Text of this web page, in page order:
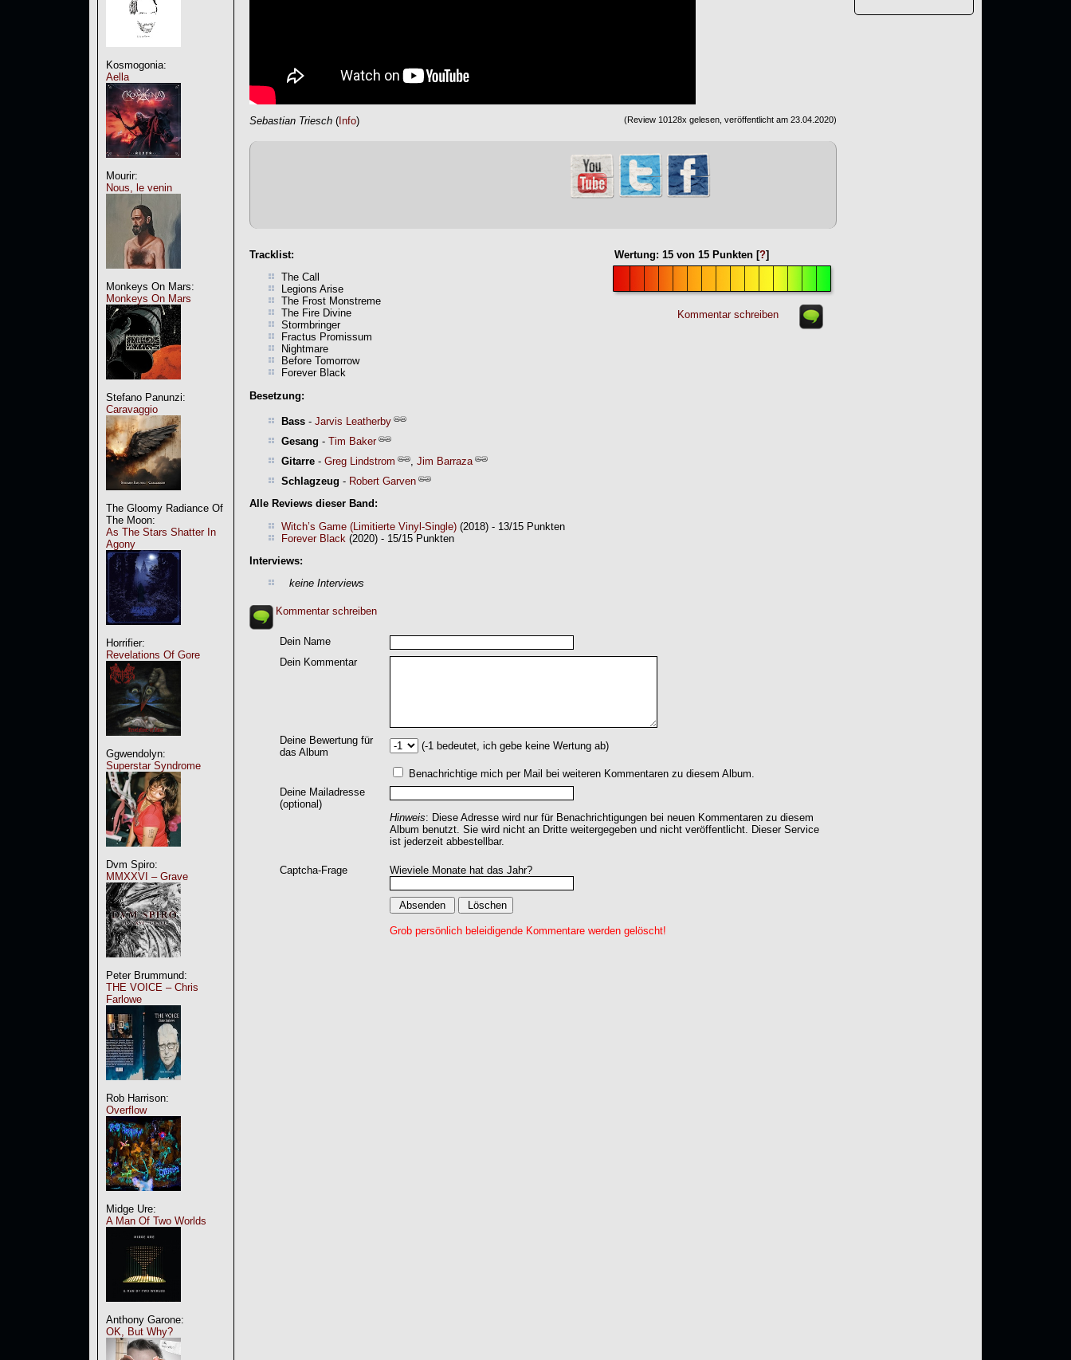
Kosmogonia:
Aella
Mourir:
Nous, le venin
Monkeys On Mars:
Monkeys On Mars
Stefano Panunzi:
Caravaggio
The Gloomy Radiance Of
The Moon:
As The Stars Shatter In
Agony
Horrifier:
Revelations Of Gore
Ggwendolyn:
Superstar Syndrome
Dvm Spiro:
MMXXVI – Grave
Peter Brummund:
THE VOICE – Chris
Farlowe
Rob Harrison:
Overflow
Midge Ure:
A Man Of Two Worlds
Anthony Garone:
OK, But Why?
Sebastian Triesch ( Info) (Review 10128x gelesen, veröffentlicht am 23.04.2020)
Wertung: 15 von 15 Punkten [?]
Kommentar schreiben
Tracklist:
The Call
Legions Arise
The Frost Monstreme
The Fire Divine
Stormbringer
Fractus Promissum
Nightmare
Before Tomorrow
Forever Black
Besetzung:
Bass - Jarvis Leatherby
Gesang - Tim Baker
Gitarre - Greg Lindstrom
Jim Barraza
Schlagzeug - Robert Garven
Alle Reviews dieser Band:
Witch’s Game (Limitierte Vinyl-Single) (2018) - 13/15 Punkten
Forever Black (2020) - 15/15 Punkten
Interviews:
keine Interviews
Kommentar schreiben
Dein Name
Dein Kommentar
Deine Bewertung für
das Album
(-1 bedeutet, ich gebe keine Wertung ab)
Benachrichtige mich per Mail bei weiteren Kommentaren zu diesem Album.
Deine Mailadresse
(optional)
Hinweis: Diese Adresse wird nur für Benachrichtigungen bei neuen Kommentaren zu diesem
Album benutzt. Sie wird nicht an Dritte weitergegeben und nicht veröffentlicht. Dieser Service
ist jederzeit abbestellbar.
Captcha-Frage Wieviele Monate hat das Jahr?
Grob persönlich beleidigende Kommentare werden gelöscht!